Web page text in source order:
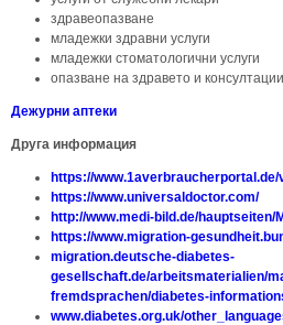
здравеопазване
младежки здравни услуги
младежки стоматологични услуги
опазване на здравето и консултации
Дежурни аптеки
Друга информация
https://
https://www.universaldoctor.com/
http://www.medi-bild.de/hauptseiten/
https://www.migration-
migration.deutsche-diabetes-
gesellschaft.de/arbeitsmaterialien/
fremdsprachen/diabetes-
www.diabetes.org.uk/